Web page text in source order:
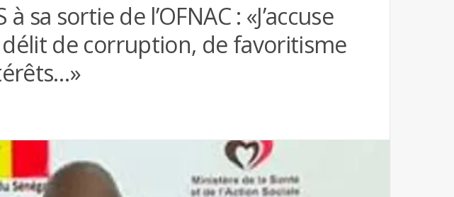
sa sortie de l’OFNAC : «J’accuse
de corruption, de favoritisme